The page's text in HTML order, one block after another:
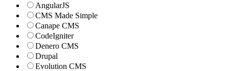
AngularJS
CMS Made Simple
Canape CMS
CodeIgniter
Denero CMS
Drupal
Evolution CMS